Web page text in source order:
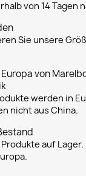
von 14 Tagen
Sie unsere
von
werden in
nicht aus China.
auf